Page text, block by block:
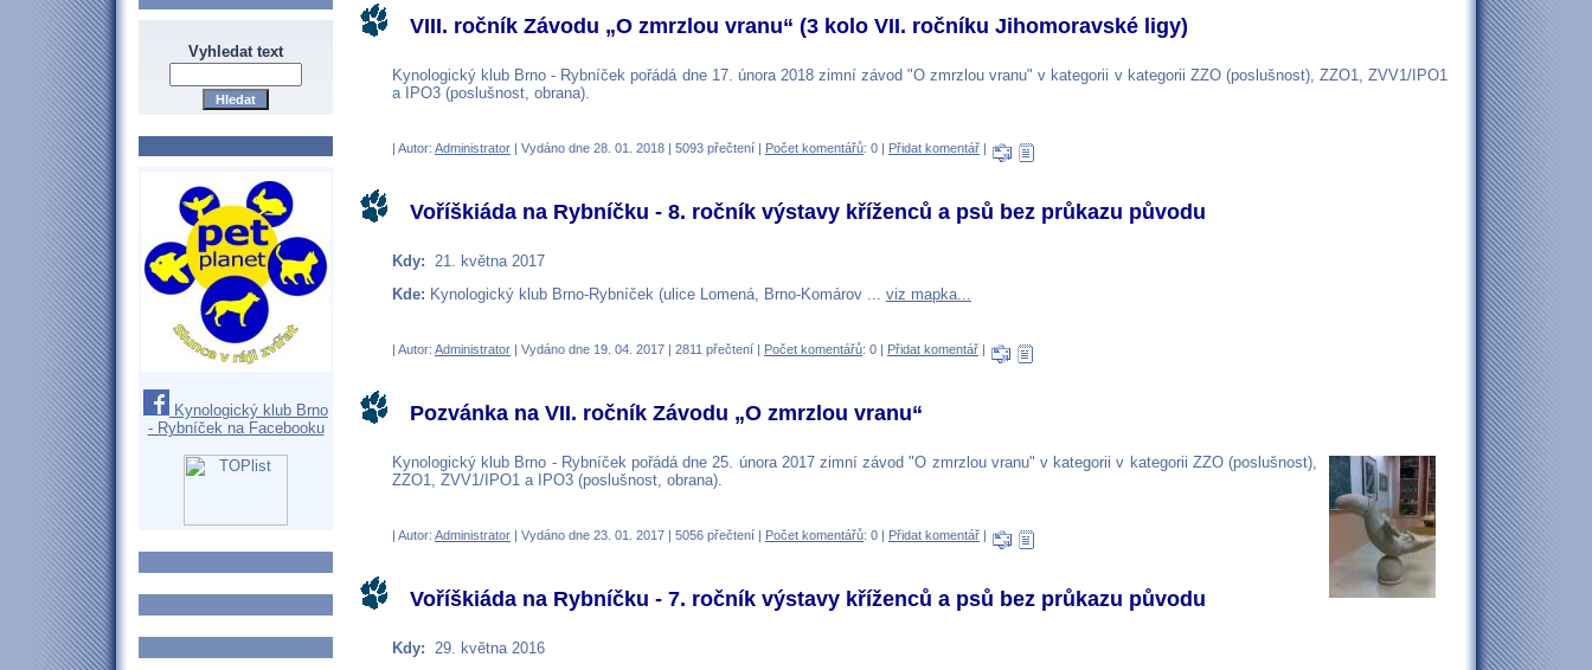
Vyhledat text
Kynologický klub Brno
- Rybníček na Facebooku
VIII. ročník Závodu „O zmrzlou vranu“ (3 kolo VII. ročníku Jihomoravské ligy)
Kynologický klub Brno - Rybníček pořádá dne 17. února 2018 zimní závod "O zmrzlou vranu" v kategorii v kategorii ZZO (poslušnost), ZZO1, ZVV1/IPO1
a IPO3 (poslušnost, obrana).
| Autor: Administrator | Vydáno dne 28. 01. 2018 | 5093 přečtení | Počet komentářů: 0 | Přidat komentář |
Voříškiáda na Rybníčku - 8. ročník výstavy kříženců a psů bez průkazu původu
Kdy: 21. května 2017
Kde: Kynologický klub Brno-Rybníček (ulice Lomená, Brno-Komárov ... viz mapka...
| Autor: Administrator | Vydáno dne 19. 04. 2017 | 2811 přečtení | Počet komentářů: 0 | Přidat komentář |
Pozvánka na VII. ročník Závodu „O zmrzlou vranu“
Kynologický klub Brno - Rybníček pořádá dne 25. února 2017 zimní závod "O zmrzlou vranu" v kategorii v kategorii ZZO (poslušnost),
ZZO1, ZVV1/IPO1 a IPO3 (poslušnost, obrana).
| Autor: Administrator | Vydáno dne 23. 01. 2017 | 5056 přečtení | Počet komentářů: 0 | Přidat komentář |
Voříškiáda na Rybníčku - 7. ročník výstavy kříženců a psů bez průkazu původu
Kdy: 29. května 2016